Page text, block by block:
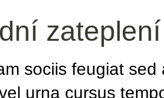
sociis feugiat
urna cursus